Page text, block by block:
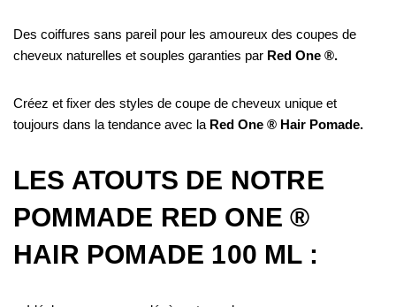
Des coiffures sans pareil pour les amoureux des coupes de
cheveux naturelles et souples garanties par Red One ®.
Créez et fixer des styles de coupe de cheveux unique et
toujours dans la tendance avec la Red One ® Hair Pomade.
LES ATOUTS DE NOTRE
POMMADE RED ONE ®
HAIR POMADE 100 ML :